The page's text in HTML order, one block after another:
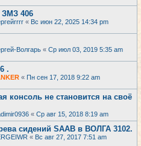
ЗМЗ 406
« Вс июн 22, 2025 14:34 pm
Волгарь « Ср июл 03, 2019 5:35 am
.
« Пн сен 17, 2018 9:22 am
консоль не становится на своё
« Ср авг 15, 2018 8:19 am
сидений SAAB в ВОЛГА 3102.
« Вс авг 27, 2017 7:51 am